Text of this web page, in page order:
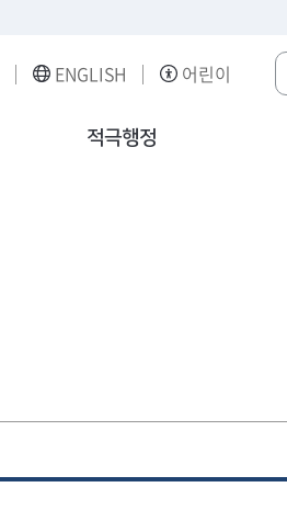
ENGLISH 어린이
적극행정